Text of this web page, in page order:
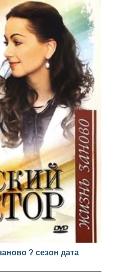
? сезон дата